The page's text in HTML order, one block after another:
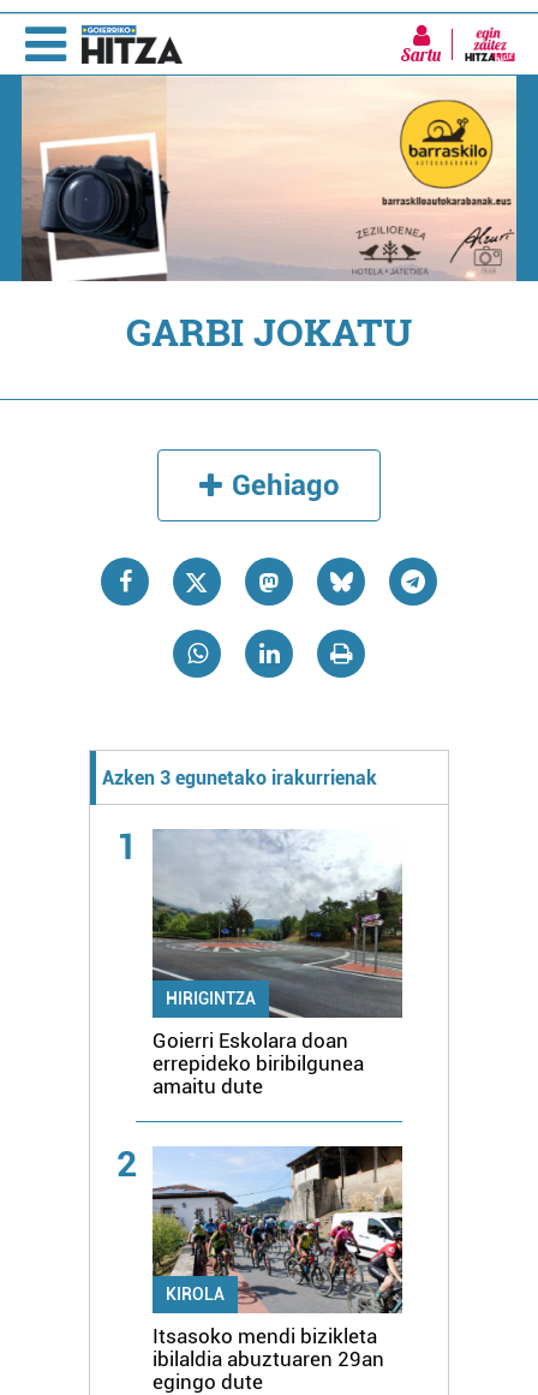
Sartu
GARBI JOKATU
Gehiago
Azken 3 egunetako irakurrienak
1
HIRIGINTZA
Goierri Eskolara doan
errepideko biribilgunea
amaitu dute
2
KIROLA
Itsasoko mendi bizikleta
ibilaldia abuztuaren 29an
egingo dute